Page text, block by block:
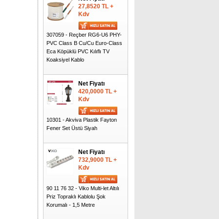
Cata Cenevre Ledli
Tavan Vantilatörü Beyaz
2 Adet alımlarda
%57 iskonto
HELİOS 9W E27 860LM
LED AMPUL BEYAZ IŞIK
100 Adet alımlarda
Mutlusan Akım (Şok)
Korumalı Tekli Priz
12 Adet alımlarda
%70 iskonto
245,4540 TL + Kdv
Akım Gerilim Koruma
Rölesi
%60 iskonto
960,0000 TL + Kdv
Er-Na 63A Trifaze Akım
27,8520 TL +
Kdv
307059 - Reçber RG6-U6 PHY-
PVC Class B Cu/Cu Euro-Class
Eca Köpüklü PVC Kılıflı TV
Koaksiyel Kablo
Net Fiyatı
420,0000 TL +
Kdv
10301 - Akviva Plastik Fayton
Fener Set Üstü Siyah
Net Fiyatı
732,9000 TL +
Kdv
90 11 76 32 - Viko Multi-let Altılı
Priz Topraklı Kablolu Şok
Korumalı - 1,5 Metre